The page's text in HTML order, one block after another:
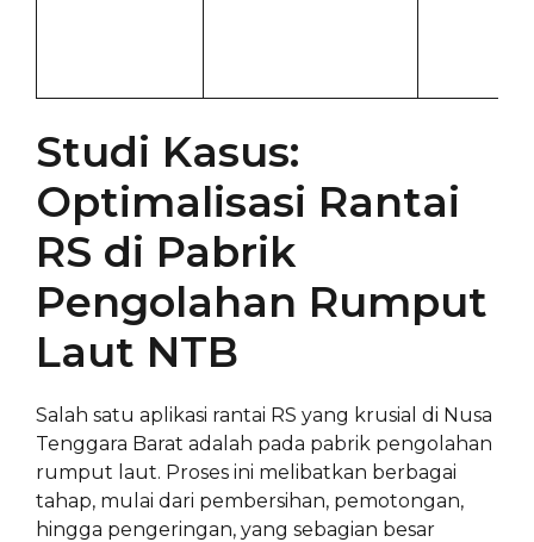
Studi Kasus:
Optimalisasi Rantai
RS di Pabrik
Pengolahan Rumput
Laut NTB
Salah satu aplikasi rantai RS yang krusial di Nusa
Tenggara Barat adalah pada pabrik pengolahan
rumput laut. Proses ini melibatkan berbagai
tahap, mulai dari pembersihan, pemotongan,
hingga pengeringan, yang sebagian besar